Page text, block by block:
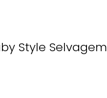
Style Selvagem